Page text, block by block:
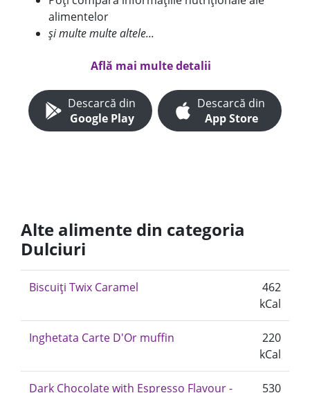
alimentelor
și multe multe altele...
Află mai multe detalii
Descarcă din
Google Play
Descarcă din
App Store
Alte alimente din categoria
Dulciuri
Biscuiți Twix Caramel
462
kCal
Inghetata Carte D'Or muffin
220
kCal
Dark Chocolate with Espresso Flavour -
530